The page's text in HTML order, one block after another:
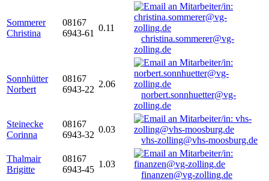
Sommerer
Christina
08167
6943-61
0.11
christina.sommerer@vg-
zolling.de
Sonnhütter
Norbert
08167
6943-22
2.06
norbert.sonnhuetter@vg-
zolling.de
Steinecke
Corinna
08167
6943-32
0.03
vhs-zolling@vhs-moosburg.de
Thalmair
Brigitte
08167
6943-45
1.03
finanzen@vg-zolling.de